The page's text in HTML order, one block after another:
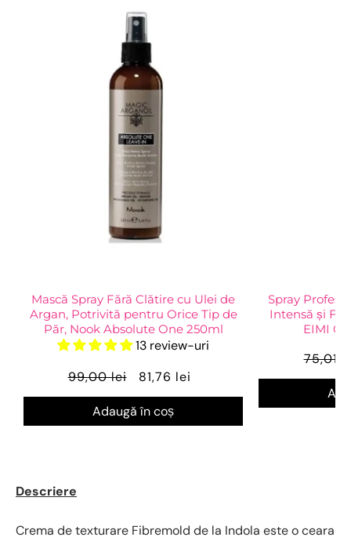
Mască Spray Fără Clătire cu Ulei de
Argan, Potrivită pentru Orice Tip de
Păr, Nook Absolute One 250ml
13 review-uri
99,00 lei
81,76 lei
Adaugă în coș
Spray
Intensă și
EIMI
75,01
Descriere
Crema de texturare Fibremold de la Indola este o ceara